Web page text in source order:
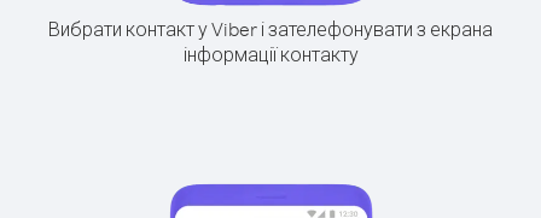
Вибрати контакт у Viber і зателефонувати з екрана
інформації контакту